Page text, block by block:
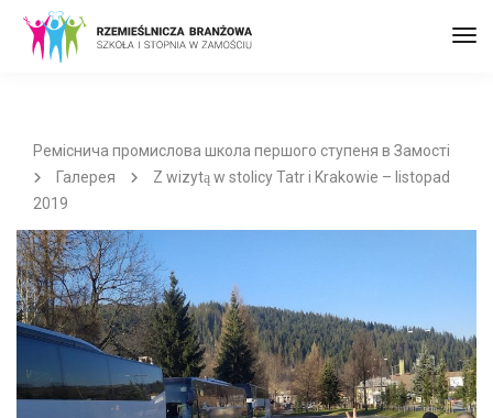
Реміснича промислова школа першого ступеня в Замості
Галерея
Z wizytą w stolicy Tatr i Krakowie – listopad
2019